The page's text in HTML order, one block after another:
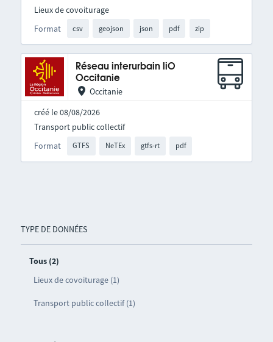
TYPE DE DONNÉES
Tous (2)
Lieux de covoiturage (1)
Transport public collectif (1)
Format csv geojson json pdf zip
Lieux de covoiturage
Réseau interurbain liO
Occitanie
Occitanie
créé le 08/08/2026
Format GTFS NeTEx gtfs-rt pdf
Transport public collectif